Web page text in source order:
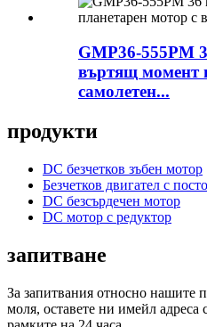
GMP36-555PM
въртящ момент
самолетен...
продукти
DC безчетков зъбен мотор
Безчетков двигател с
DC безсърдечен мотор
DC мотор с редуктор
запитване
За запитвания относно нашите
моля, оставете ни имейл